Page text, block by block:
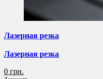
Лазерная резка
Лазерная резка
0 грн.